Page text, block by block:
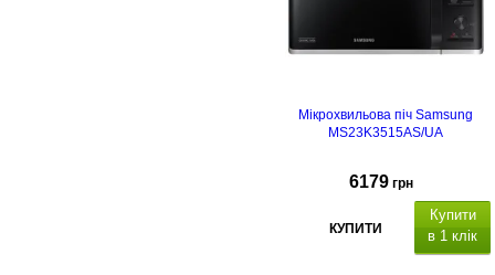
Мікрохвильова піч Samsung
MS23K3515AS/UA
6179 грн
КУПИТИ
Купити
в 1 клік